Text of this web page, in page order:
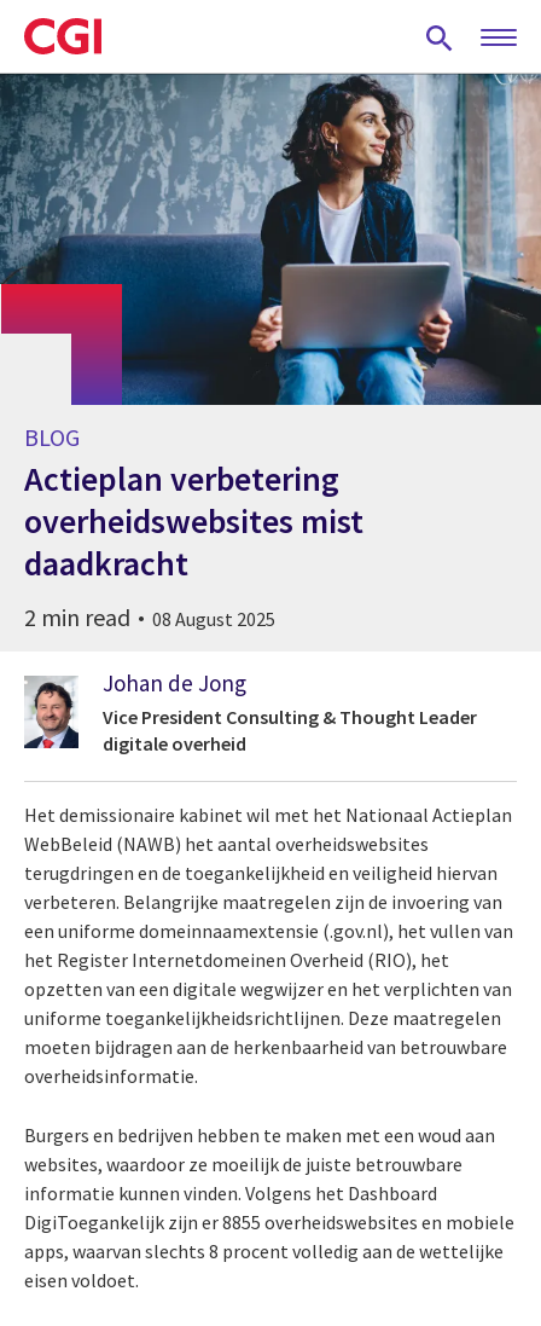
Skip
to
main
content
BLOG
Actieplan verbetering
overheidswebsites mist
daadkracht
2 min read 08 August 2025
Johan de Jong
Vice President Consulting & Thought Leader
digitale overheid
Het demissionaire kabinet wil met het Nationaal Actieplan
WebBeleid (NAWB) het aantal overheidswebsites
terugdringen en de toegankelijkheid en veiligheid hiervan
verbeteren. Belangrijke maatregelen zijn de invoering van
een uniforme domeinnaamextensie (.gov.nl), het vullen van
het Register Internetdomeinen Overheid (RIO), het
opzetten van een digitale wegwijzer en het verplichten van
uniforme toegankelijkheidsrichtlijnen. Deze maatregelen
moeten bijdragen aan de herkenbaarheid van betrouwbare
overheidsinformatie.
Burgers en bedrijven hebben te maken met een woud aan
websites, waardoor ze moeilijk de juiste betrouwbare
informatie kunnen vinden. Volgens het Dashboard
DigiToegankelijk zijn er 8855 overheidswebsites en mobiele
apps, waarvan slechts 8 procent volledig aan de wettelijke
eisen voldoet.